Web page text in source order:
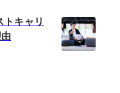
キャリ